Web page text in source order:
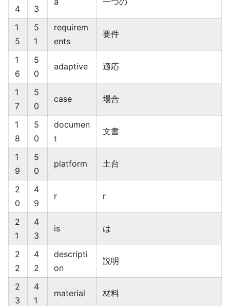
4
3
1
5
5
1
requirem
ents
要件
1
6
5
0
adaptive 適応
1
7
5
0
case 場合
1
8
5
0
documen
t
文書
1
9
5
0
platform 土台
2
0
4
9
r r
2
1
4
3
is は
2
2
4
2
descripti
on
説明
2
3
4
1
material 材料